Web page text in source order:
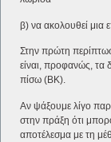
β) να ακολουθεί μια
Στην πρώτη
είναι, προφανώς, τα
πίσω (ΒΚ).
Αν ψάξουμε λίγο
στην πράξη ότι
αποτέλεσμα με τη